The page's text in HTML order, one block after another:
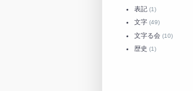
表記 (1)
文字 (49)
文字る会 (10)
歴史 (1)